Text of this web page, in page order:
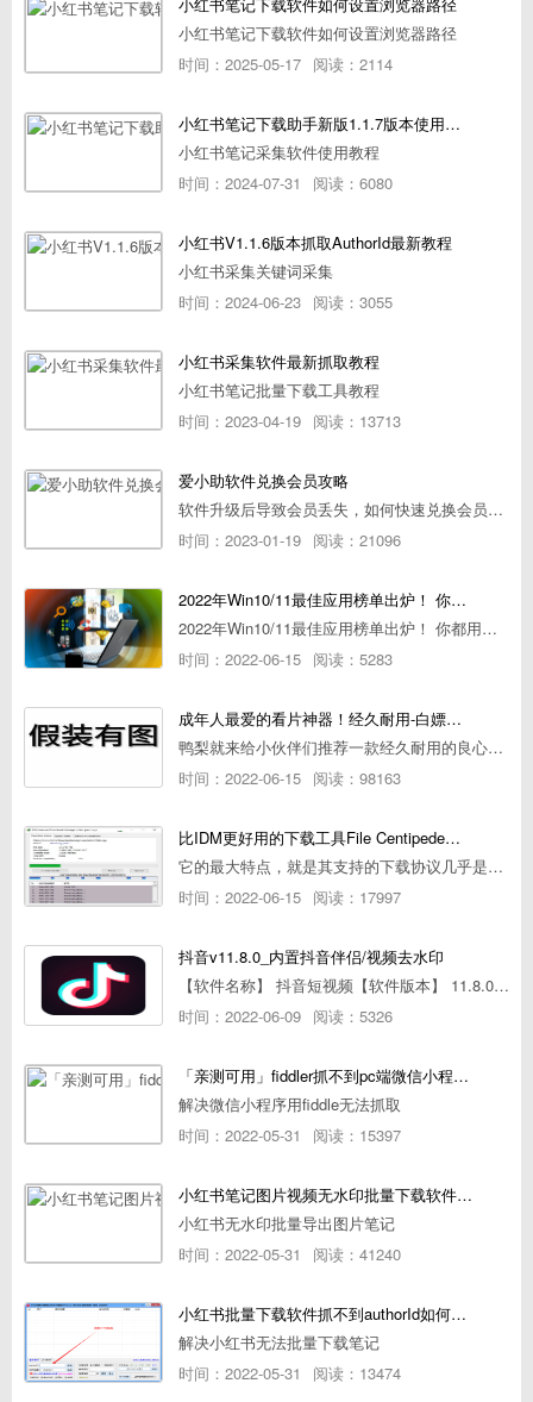
小红书笔记下载软件如何设置浏览器路径
时间：2025-05-17 阅读：2114
小红书笔记下载助手新版1.1.7版本使用教程
小红书笔记采集软件使用教程
时间：2024-07-31
阅读：6080
小红书V1.1.6版本抓取AuthorId最新教程
小红书采集关键词采集
时间：2024-06-23 阅读：3055
小红书采集软件最新抓取教程
小红书笔记批量下载工具教程
时间：2023-04-19 阅读：13713
爱小助软件兑换会员攻略
软件升级后导致会员丢失，如何快速兑换会员详细攻略
时间：2023-01-19 阅读：21096
2022年Win10/11最佳应用榜单出炉！ 你都用过几个？
2022年Win10/11最佳应用榜单出炉！ 你都用过几个？
时间：2022-06-15 阅读：5283
成年人最爱的看片神器！经久耐用-白嫖全网资源
鸭梨就来给小伙伴们推荐一款经久耐用的良心播放器，资源齐全无广告，可以放心使用~
时间：2022-06-15 阅读：98163
比IDM更好用的下载工具File Centipede文件蜈蚣-秒杀迅雷-直接飞起！
它的最大特点，就是其支持的下载协议几乎是市面上最全面的，包括HTTP/FTP、BT种子、磁力链接，m3u8流任务（AES-128解密）。
时间：2022-06-15 阅读：17997
抖音v11.8.0_内置抖音伴侣/视频去水印
【软件名称】 抖音短视频【软件版本】 11.8.0【软件大小】 83.74M【是否Root】不需要【测试机型】PCML10 [oppo Reno Ace]【文字介绍】 抖音短视频app是一款很有意思娱
时间：2022-06-09 阅读：5326
「亲测可用」fiddler抓不到pc端微信小程序包解决方案
解决微信小程序用fiddle无法抓取
时间：2022-05-31
阅读：15397
小红书笔记图片视频无水印批量下载软件使用教程
小红书无水印批量导出图片笔记
时间：2022-05-31
阅读：41240
小红书批量下载软件抓不到authorId如何解决
解决小红书无法批量下载笔记
时间：2022-05-31
阅读：13474